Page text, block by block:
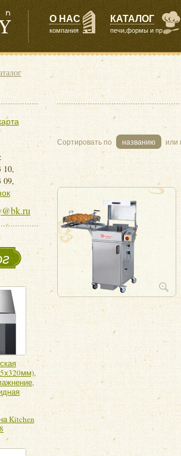
О НАС
компания
КАТАЛОГ
печи,формы и пр
10,
09,
Kitchen
Сортировать по названию или